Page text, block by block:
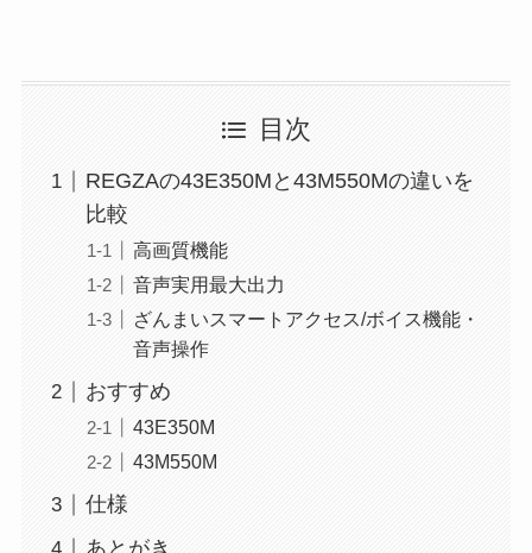
目次
REGZAの43E350Mと43M550Mの違いを
比較
高画質機能
音声実用最大出力
ざんまいスマートアクセス/ボイス機能・
音声操作
おすすめ
43E350M
43M550M
仕様